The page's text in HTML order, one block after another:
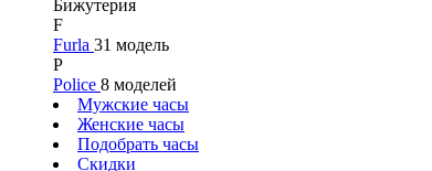
Бижутерия
F
Furla 31 модель
P
Police 8 моделей
Мужские часы
Женские часы
Подобрать часы
Скидки